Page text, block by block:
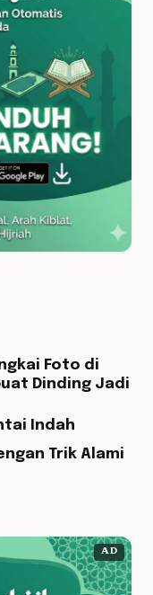
Foto di
Dinding Jadi
Indah
Trik Alami
AD